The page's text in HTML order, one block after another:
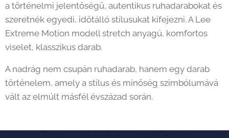
a történelmi jelentőségű, autentikus ruhadarabokat és
szeretnék egyedi, időtálló stílusukat kifejezni. A Lee
Extreme Motion modell stretch anyagú, komfortos
viselet, klasszikus darab.
A nadrág nem csupán ruhadarab, hanem egy darab
történelem, amely a stílus és minőség szimbólumává
vált az elmúlt másfél évszázad során.